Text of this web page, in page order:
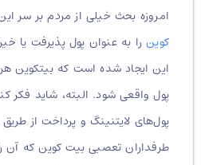
امروزه بحث خیلی از مردم بر سر این
را به عنوان پول پذیرفت یا خیر؟
این ایجاد شده است که بیتکوین هر
پول واقعی شود. البته، شاید فکر کنید
پول‌های لایتنینگ و پرداخت از طریق
طرفداران تعصبی بیت کوین که آن را به